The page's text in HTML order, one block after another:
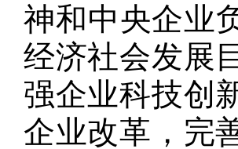
神和中央企业
经济社会发展
强企业科技创
企业改革，完